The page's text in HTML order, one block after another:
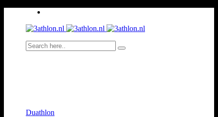
Duathlon